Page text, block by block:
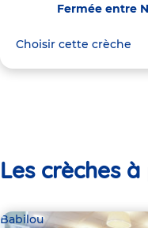
Fermée entre
Choisir cette crèche
Les crèches
Babilou